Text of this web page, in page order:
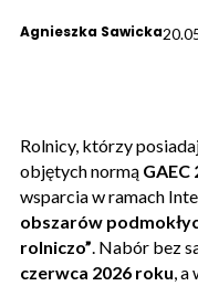
Agnieszka Sawicka
Rolnicy, którzy
objętych normą GAEC
wsparcia w ramach
obszarów
rolniczo”. Nabór bez
czerwca 2026 roku, a